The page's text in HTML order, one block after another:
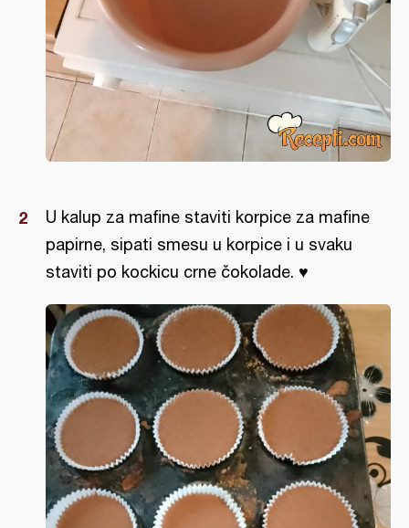
U kalup za mafine staviti korpice za mafine
papirne, sipati smesu u korpice i u svaku
staviti po kockicu crne čokolade. ♥️